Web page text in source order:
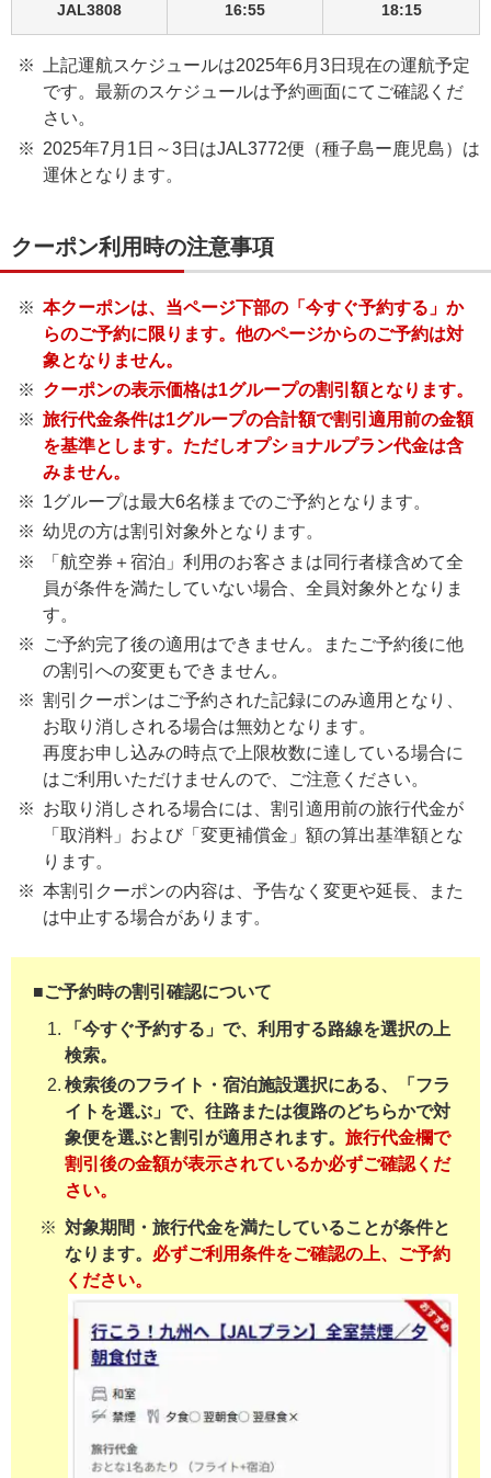
JAL3808 16:55 18:15
上記運航スケジュールは2025年6月3日現在の運航予定
です。最新のスケジュールは予約画面にてご確認くだ
さい。
2025年7月1日～3日はJAL3772便（種子島ー鹿児島）は
運休となります。
クーポン利用時の注意事項
本クーポンは、当ページ下部の「今すぐ予約する」か
らのご予約に限ります。他のページからのご予約は対
象となりません。
クーポンの表示価格は1グループの割引額となります。
旅行代金条件は1グループの合計額で割引適用前の金額
を基準とします。ただしオプショナルプラン代金は含
みません。
1グループは最大6名様までのご予約となります。
幼児の方は割引対象外となります。
「航空券＋宿泊」利用のお客さまは同行者様含めて全
員が条件を満たしていない場合、全員対象外となりま
す。
ご予約完了後の適用はできません。またご予約後に他
の割引への変更もできません。
割引クーポンはご予約された記録にのみ適用となり、
お取り消しされる場合は無効となります。
再度お申し込みの時点で上限枚数に達している場合に
はご利用いただけませんので、ご注意ください。
お取り消しされる場合には、割引適用前の旅行代金が
「取消料」および「変更補償金」額の算出基準額とな
ります。
本割引クーポンの内容は、予告なく変更や延長、また
は中止する場合があります。
■ご予約時の割引確認について
「今すぐ予約する」で、利用する路線を選択の上
検索。
検索後のフライト・宿泊施設選択にある、「フラ
イトを選ぶ」で、往路または復路のどちらかで対
象便を選ぶと割引が適用されます。 旅行代金欄で
割引後の金額が表示されているか必ずご確認くだ
さい。
対象期間・旅行代金を満たしていることが条件と
なります。 必ずご利用条件をご確認の上、ご予約
ください。